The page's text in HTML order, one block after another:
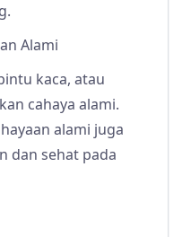
Alami
kaca, atau
cahaya alami.
alami juga
dan sehat pada